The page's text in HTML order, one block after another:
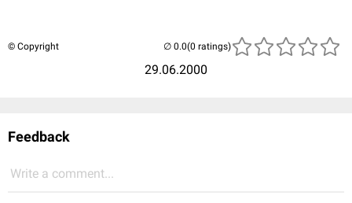
© Copyright
29.06.2000
(0 ratings)
Feedback
Write a comment...